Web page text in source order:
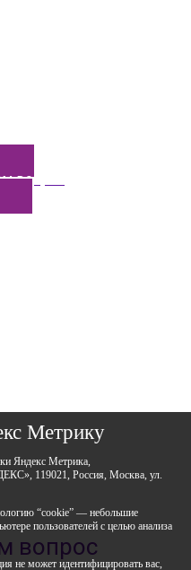
вопрос
Метрику
Яндекс Метрика,
119021, Россия, Москва, ул.
“cookie” — небольшие
пользователей с целью анализа
не может идентифицировать вас,
- бухгалтерия
вопрос